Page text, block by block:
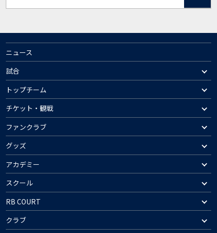
ニュース
試合
トップチーム
チケット・観戦
ファンクラブ
グッズ
アカデミー
スクール
RB COURT
クラブ